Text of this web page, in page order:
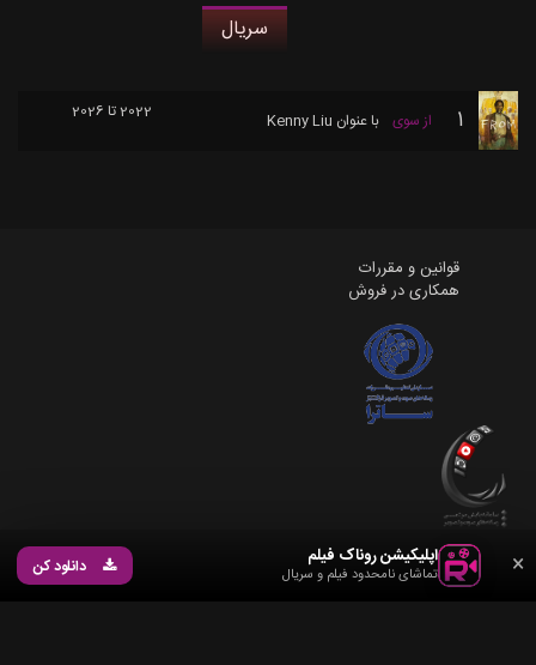
سریال
1 از سوی با عنوان Kenny Liu 2022 تا 2026
قوانین و مقررات
همکاری در فروش
× اپلیکیشن روناک فیلم
تماشای نامحدود فیلم و سریال دانلود کن